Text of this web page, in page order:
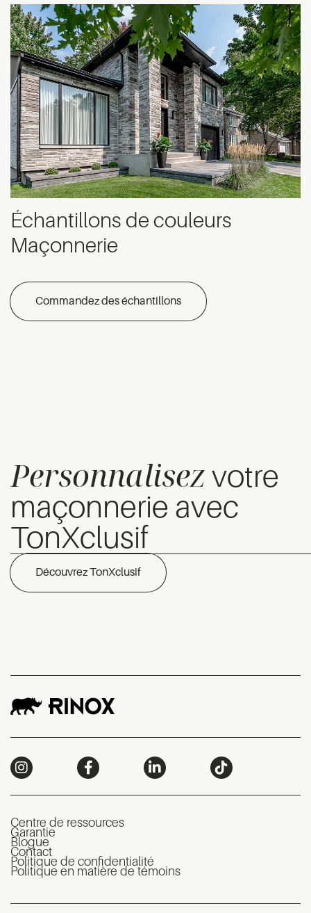
Échantillons de couleurs
Maçonnerie
Commandez des échantillons
Personnalisez votre
maçonnerie avec
TonXclusif
Découvrez TonXclusif
Centre de ressources
Garantie
Blogue
Contact
Politique de confidentialité
Politique en matière de témoins